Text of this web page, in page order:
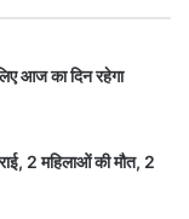
आज का दिन रहेगा
2 महिलाओं की मौत, 2